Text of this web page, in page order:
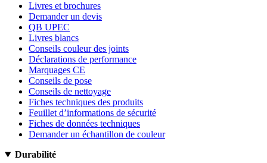
Livres et brochures
Demander un devis
QB UPEC
Livres blancs
Conseils couleur des joints
Déclarations de performance
Marquages CE
Conseils de pose
Conseils de nettoyage
Fiches techniques des produits
Feuillet d’informations de sécurité
Fiches de données techniques
Demander un échantillon de couleur
Durabilité